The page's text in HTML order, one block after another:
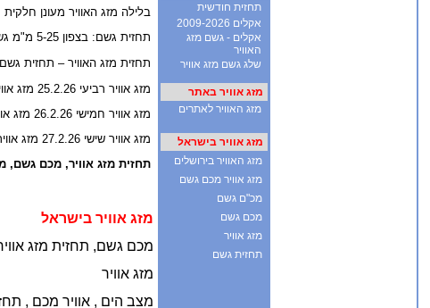
תחזית חודשית
אקלים 2009-2026
אקלים - גשם מזג
האוויר
שלג גשם מזג אוויר
מזג אוויר באתר
מזג האוויר לאתרים
מזג אוויר בישראל
מזג האוויר בירושלים
מזג אוויר מכם גשם
מכ"ם גשם
מכם גשם
מזג אוויר
תחזית גשם
בלילה מזג האוויר מעונן חלקית
תחזית גשם: בצפון 5-25 מ"מ גשם, במרכז 2-20 מ"מ גשם, בדרום 0-10 מ"מ גשם
תחזית מזג האוויר – תחזית גשם
מזג אוויר רביעי 25.2.26 מזג אוויר מעונן חלקית עם גשם מקומי בצפון
מזג אוויר חמישי 26.2.26 מזג אוויר מעונן חלקית עם גשם מקומי בצפון ובמרכז
מזג אוויר שישי 27.2.26 מזג אוויר מעונן חלקית
תחזית מזג אוויר, מכם גשם,
מזג אוויר בישראל
מכם גשם, תחזית מזג
מזג אוויר
מצב הים ,אוויר מכם ,